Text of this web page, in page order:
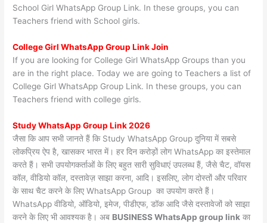
School Girl WhatsApp Group Link. In these groups, you can
Teachers friend with School girls.
College Girl WhatsApp Group Link Join
If you are looking for College Girl WhatsApp Groups than you
are in the right place. Today we are going to Teachers a list of
College Girl WhatsApp Group Link. In these groups, you can
Teachers friend with college girls.
Study WhatsApp Group Link 2026
जैसा कि आप सभी जानते हैं कि Study WhatsApp Group दुनिया में सबसे
लोकप्रिय ऐप है, खासकर भारत में। हर दिन करोड़ों लोग WhatsApp का इस्तेमाल
करते हैं। सभी उपयोगकर्ताओं के लिए बहुत सारी सुविधाएं उपलब्ध हैं, जैसे चैट, वॉयस
कॉल, वीडियो कॉल, दस्तावेज़ साझा करना, आदि। इसलिए, लोग दोस्तों और परिवार
के साथ चैट करने के लिए WhatsApp Group का उपयोग करते हैं।
WhatsApp वीडियो, ऑडियो, इमेज, पीडीएफ, डॉक आदि जैसे दस्तावेजों को साझा
करने के लिए भी आवश्यक है। अब BUSINESS WhatsApp group link का